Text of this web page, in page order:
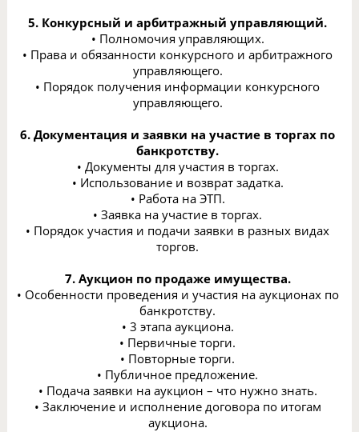
5. Конкурсный и арбитражный управляющий.
• Полномочия управляющих.
• Права и обязанности конкурсного и арбитражного
управляющего.
• Порядок получения информации конкурсного
управляющего.
6. Документация и заявки на участие в торгах по
банкротству.
• Документы для участия в торгах.
• Использование и возврат задатка.
• Работа на ЭТП.
• Заявка на участие в торгах.
• Порядок участия и подачи заявки в разных видах
торгов.
7. Аукцион по продаже имущества.
• Особенности проведения и участия на аукционах по
банкротству.
• 3 этапа аукциона.
• Первичные торги.
• Повторные торги.
• Публичное предложение.
• Подача заявки на аукцион – что нужно знать.
• Заключение и исполнение договора по итогам
аукциона.